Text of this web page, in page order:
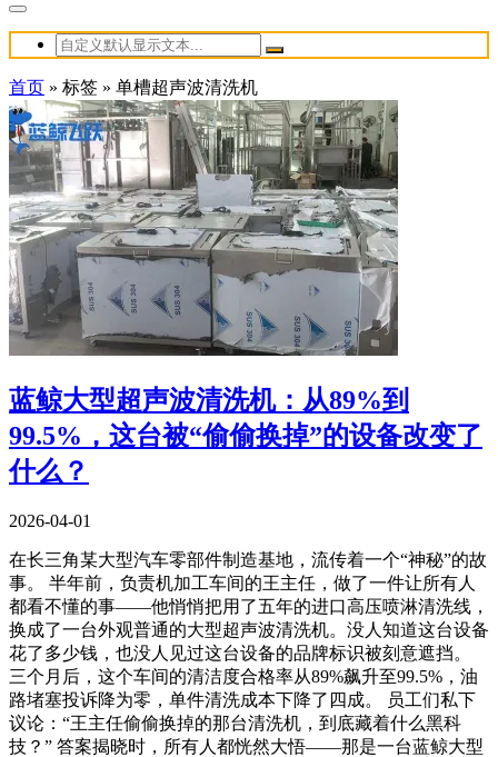
首页 » 标签 » 单槽超声波清洗机
蓝鲸大型超声波清洗机：从89%到
99.5%，这台被“偷偷换掉”的设备改变了
什么？
2026-04-01
在长三角某大型汽车零部件制造基地，流传着一个“神秘”的故
事。 半年前，负责机加工车间的王主任，做了一件让所有人
都看不懂的事——他悄悄把用了五年的进口高压喷淋清洗线，
换成了一台外观普通的大型超声波清洗机。没人知道这台设备
花了多少钱，也没人见过这台设备的品牌标识被刻意遮挡。
三个月后，这个车间的清洁度合格率从89%飙升至99.5%，油
路堵塞投诉降为零，单件清洗成本下降了四成。 员工们私下
议论：“王主任偷偷换掉的那台清洗机，到底藏着什么黑科
技？” 答案揭晓时，所有人都恍然大悟——那是一台蓝鲸大型